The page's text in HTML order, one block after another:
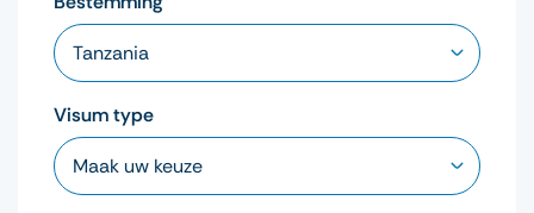
Visum type